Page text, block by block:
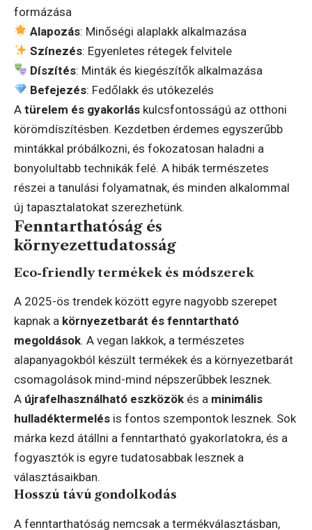
formázása
Alapozás: Minőségi alaplakk alkalmazása
Színezés: Egyenletes rétegek felvitele
Díszítés: Minták és kiegészítők alkalmazása
Befejezés: Fedőlakk és utókezelés
A türelem és gyakorlás kulcsfontosságú az otthoni
körömdíszítésben. Kezdetben érdemes egyszerűbb
mintákkal próbálkozni, és fokozatosan haladni a
bonyolultabb technikák felé. A hibák természetes
részei a tanulási folyamatnak, és minden alkalommal
új tapasztalatokat szerezhetünk.
Fenntarthatóság és
környezettudatosság
Eco-friendly termékek és módszerek
A 2025-ös trendek között egyre nagyobb szerepet
kapnak a környezetbarát és fenntartható
megoldások. A vegan lakkok, a természetes
alapanyagokból készült termékek és a környezetbarát
csomagolások mind-mind népszerűbbek lesznek.
A újrafelhasználható eszközök és a minimális
hulladéktermelés is fontos szempontok lesznek. Sok
márka kezd átállni a fenntartható gyakorlatokra, és a
fogyasztók is egyre tudatosabbak lesznek a
választásaikban.
Hosszú távú gondolkodás
A fenntarthatóság nemcsak a termékválasztásban,